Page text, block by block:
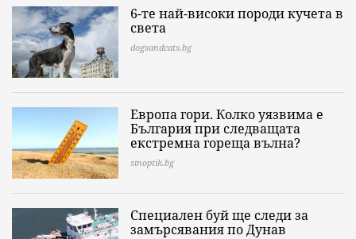
6-те най-високи породи кучета в
света
dogsandcats.bg
Европа гори. Колко уязвима е
България при следващата
екстремна гореща вълна?
sinoptik.bg
Специален буй ще следи за
замърсявания по Дунав